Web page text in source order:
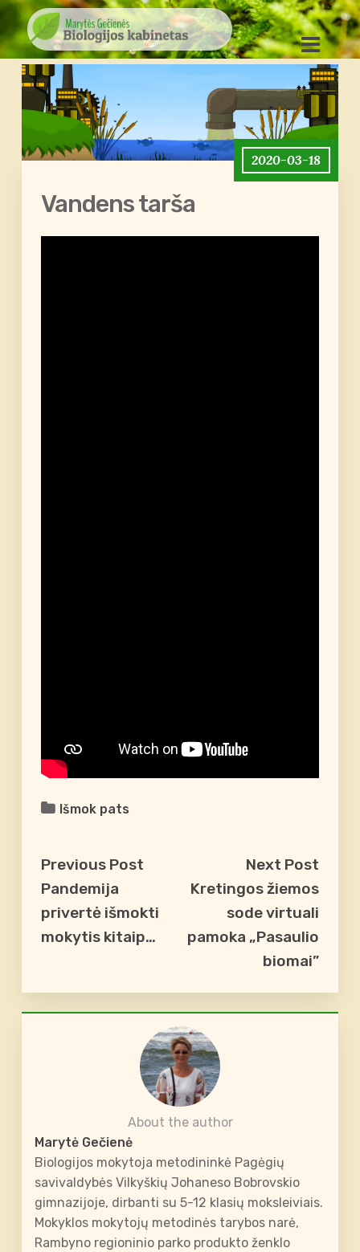
2020-03-18
Vandens tarša
Išmok pats
Previous Post
Pandemija
privertė išmokti
mokytis kitaip…
Next Post
Kretingos žiemos
sode virtuali
pamoka „Pasaulio
biomai”
About the author
Marytė Gečienė
Biologijos mokytoja metodininkė Pagėgių
savivaldybės Vilkyškių Johaneso Bobrovskio
gimnazijoje, dirbanti su 5-12 klasių moksleiviais.
Mokyklos mokytojų metodinės tarybos narė,
Rambyno regioninio parko produkto ženklo